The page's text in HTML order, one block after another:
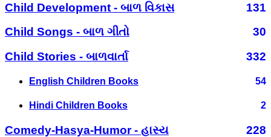
Child Development - બાળ વિકાસ
131
Child Songs - બાળ ગીતો
30
Child Stories - બાળવાર્તા
332
English Children Books 54
Hindi Children Books 2
Comedy-Hasya-Humor - હાસ્ય
228